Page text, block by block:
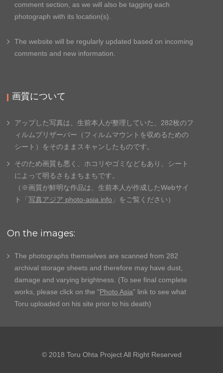
comment section, as we will also be tagging each
photograph with its location(s).
The website will be regularly updated based on incoming
comments and new information.
画質について
アップした写真は、生前本人が整理していた、 282枚のフ
ィルムプリザーバー（フィルムマウントを収めるための
シート）をそのままスキャンしたものです。
そのため画質も悪く、ホコリやゴミなどもあり、 シート
によって明るさもまちまちです。
（※画質が鮮明な作品は、生前本人が作成したWebサイ
ト「写真アジア photo-asia.info 」 をご覧ください）
On the images:
The photographs themselves are scanned from 282
archival storage sheets and therefore may have dust,
damage and varying brightness. (To see final complete
works, please click on the “Photo Asia” link to see what
Toru uploaded on his site prior to his death)
© 2018 Toru Ohta Project All Right Reserved